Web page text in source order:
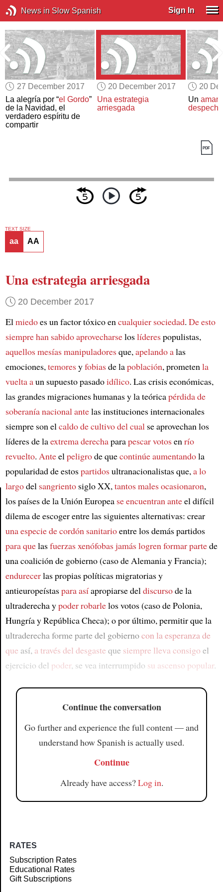
News in Slow Spanish Sign In
27 December 2017
La alegría por “el Gordo”
de la Navidad, el
verdadero espíritu de
compartir
20 December 2017
Una estrategia
arriesgada
20
Un
Article
TEXT SIZE
aa AA
Una estrategia arriesgada
20 December 2017
Elmiedoes un factor tóxico encualquier sociedad. De esto
siempre han sabido aprovecharseloslíderespopulistas,
aquellos mesías manipuladoresque,apelando alas
emociones,temoresyfobiasde lapoblación, prometenla
vuelta aun supuesto pasadoidílico. Las crisis económicas,
las grandes migraciones humanas y la teóricapérdida de
soberanía nacionalantelas instituciones internacionales
siempre son elcaldo de cultivo del cualse aprovechan los
líderes de laextrema derechaparapescar votosenrío
revuelto. Anteelpeligrode quecontinúe aumentandola
popularidad de estospartidosultranacionalistas que,a lo
largodel sangrientosiglo XX,tantos males ocasionaron,
los países de la Unión Europea se encuentran anteel difícil
dilema de escoger entre las siguientes alternativas: crear
una especie de cordón sanitarioentre los demás partidos
para quelasfuerzas xenófobasjamás logren formar partede
una coalición de gobierno (caso de Alemania y Francia);
endurecerlas propias políticas migratorias y
antieuropeístaspara asíapropiarse deldiscursode la
ultraderecha ypoder robarlelos votos (caso de Polonia,
Hungría y República Checa); o por último, permitir que la
ultraderecha forme parte del gobiernocon la esperanza de
que así, a través del desgaste que siempre lleva consigo el
ejercicio del poder, se vea interrumpido su ascenso popular.
Continue the conversation
Go further and experience the full content — and
understand how Spanish is actually used.
Continue
Already have access?Log in.
RATES
Subscription Rates
Educational Rates
Gift Subscriptions